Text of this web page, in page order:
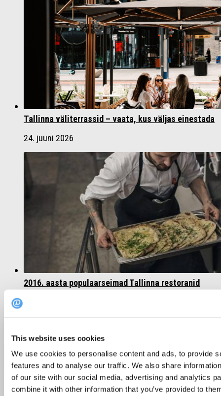
This website uses cookies
We use cookies to personalise content and ads, to provide
features and to analyse our traffic. We also share
of our site with our social media, advertising and analytics
combine it with other information that you’ve provided to
Tallinna väliterrassid – vaata, kus väljas einestada
24. juuni 2026
2016. aasta populaarseimad Tallinna restoranid
Follow: